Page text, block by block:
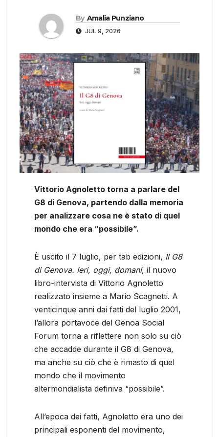
By Amalia Punziano
JUL 9, 2026
Vittorio Agnoletto torna a parlare del
G8 di Genova, partendo dalla memoria
per analizzare cosa ne è stato di quel
mondo che era “possibile”.
È uscito il 7 luglio, per tab edizioni, Il G8
di Genova. Ieri, oggi, domani, il nuovo
libro-intervista di Vittorio Agnoletto
realizzato insieme a Mario Scagnetti. A
venticinque anni dai fatti del luglio 2001,
l’allora portavoce del Genoa Social
Forum torna a riflettere non solo su ciò
che accadde durante il G8 di Genova,
ma anche su ciò che è rimasto di quel
mondo che il movimento
altermondialista definiva “possibile”.
All’epoca dei fatti, Agnoletto era uno dei
principali esponenti del movimento,